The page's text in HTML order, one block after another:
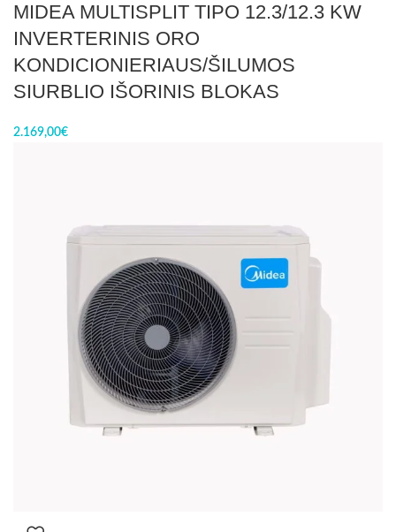
MIDEA MULTISPLIT TIPO 12.3/12.3 KW
INVERTERINIS ORO
KONDICIONIERIAUS/ŠILUMOS
SIURBLIO IŠORINIS BLOKAS
2.169,00€